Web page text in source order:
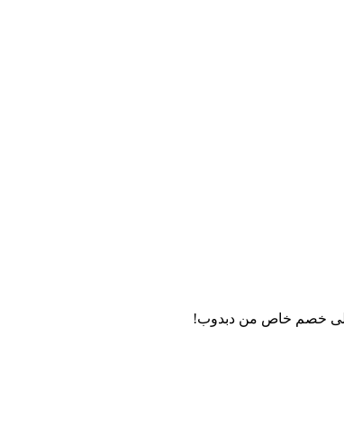
على خصم خاص من دبدوب!